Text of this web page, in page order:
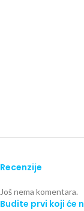
Recenzije
Još nema komentara.
Budite prvi koji će